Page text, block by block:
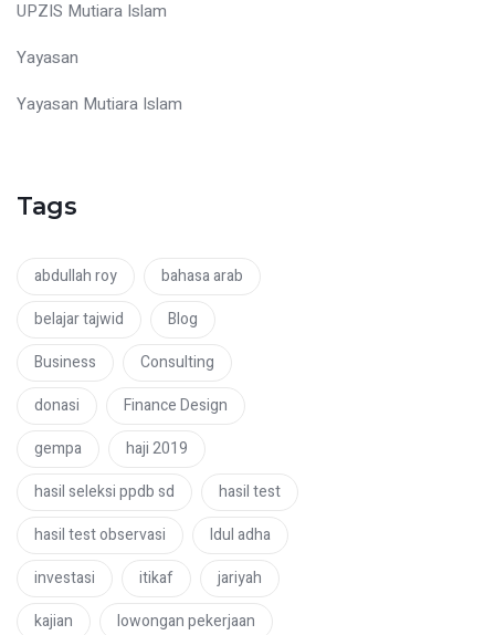
UPZIS Mutiara Islam
Yayasan
Yayasan Mutiara Islam
Tags
abdullah roy
bahasa arab
belajar tajwid
Blog
Business
Consulting
donasi
Finance Design
gempa
haji 2019
hasil seleksi ppdb sd
hasil test
hasil test observasi
Idul adha
investasi
itikaf
jariyah
kajian
lowongan pekerjaan